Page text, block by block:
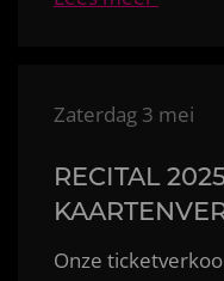
Zaterdag 3 mei
RECITAL
Onze